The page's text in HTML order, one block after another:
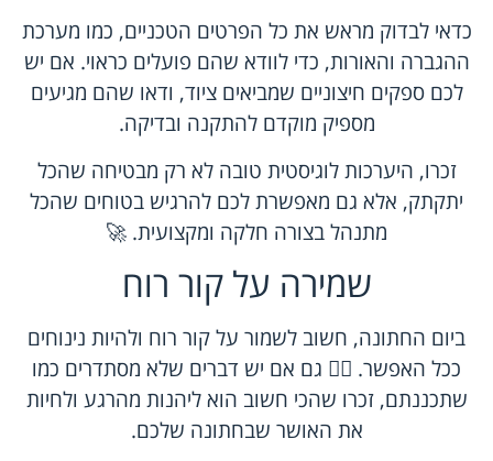
כדאי לבדוק מראש את כל הפרטים הטכניים, כמו מערכת
ההגברה והאורות, כדי לוודא שהם פועלים כראוי. אם יש
לכם ספקים חיצוניים שמביאים ציוד, ודאו שהם מגיעים
מספיק מוקדם להתקנה ובדיקה.
זכרו, היערכות לוגיסטית טובה לא רק מבטיחה שהכל
יתקתק, אלא גם מאפשרת לכם להרגיש בטוחים שהכל
מתנהל בצורה חלקה ומקצועית. 🚀
שמירה על קור רוח
ביום החתונה, חשוב לשמור על קור רוח ולהיות נינוחים
ככל האפשר. 🧘‍♂️ גם אם יש דברים שלא מסתדרים כמו
שתכננתם, זכרו שהכי חשוב הוא ליהנות מהרגע ולחיות
את האושר שבחתונה שלכם.